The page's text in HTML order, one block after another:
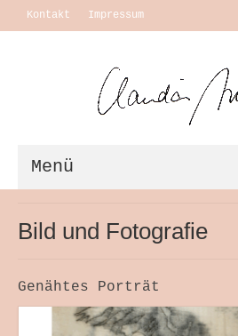
Kontakt Impressum
Menü
Motivation Themen
Arbeiten
Bild und Fotografie
Genähtes Porträt